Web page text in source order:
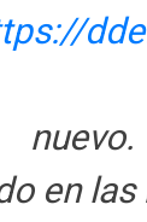
en las